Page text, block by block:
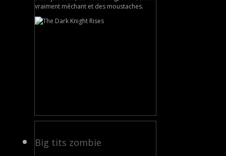
vraiment méchant et des moustaches.
Big tits zombie